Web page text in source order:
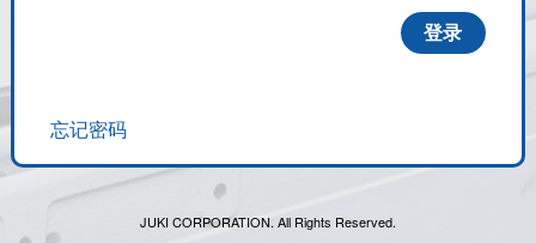
忘记密码
JUKI CORPORATION. All Rights Reserved.